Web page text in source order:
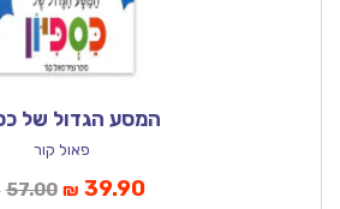
המסע הגדול של
פאול קור
57.00המחיר
₪ 39.90המחיר